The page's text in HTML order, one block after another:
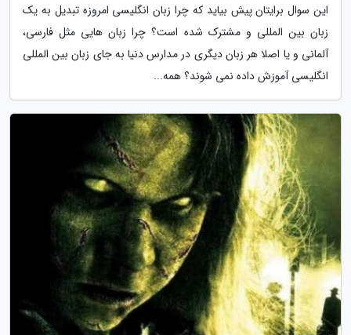
این سوال برایتان پیش بیاید که چرا زبان انگلیسی امروزه تبدیل به یک
زبان بین المللی و مشترک شده است؟ چرا زبان هایی مثل فارسی،
آلمانی و یا اصلا هر زبان دیگری در مدارس دنیا به جای زبان بین المللی
انگلیسی آموزش داده نمی شوند؟ همه...